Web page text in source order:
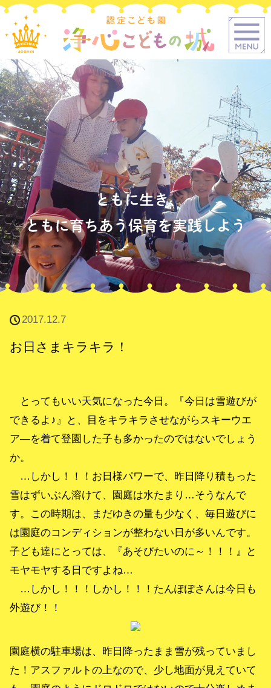
2017.12.7
お日さまキラキラ！
とってもいい天気になった今日。『今日は雪遊びが
できるよ♪』と、目をキラキラさせながらスキーウエ
ア―を着て登園した子も多かったのではないでしょう
か。
…しかし！！！お日様パワーで、昨日降り積もった
雪はずいぶん溶けて、園庭は水たまり…そうなんで
す。この時期は、まだゆきの量も少なく、毎日遊びに
は園庭のコンディションが整わない日が多いんです。
子ども達にとっては、『あそびたいのに～！！！』と
モヤモヤする日ですよね…
…しかし！！！しかし！！！たんぽぽさんは今日も
外遊び！！
園庭横の駐車場は、昨日降ったまま雪が残っていまし
た！アスファルトの上なので、少し地面が見えていて